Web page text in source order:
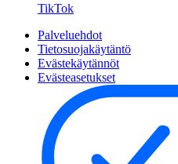
TikTok
Palveluehdot
Tietosuojakäytäntö
Evästekäytännöt
Evästeasetukset